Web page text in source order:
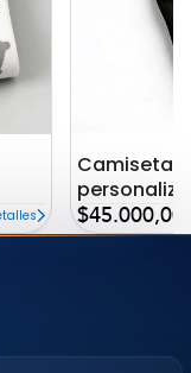
Camiseta
AUROS
Precio
de
$45.000,00